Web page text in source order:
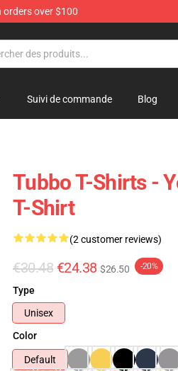
orders over $100
Suivi de commande Blog
Tubbo T-Shirts -
T-Shirt
(2 customer reviews)
€30.48 €24.38 $26.50 -20%
Type
Unisex
Color
Default